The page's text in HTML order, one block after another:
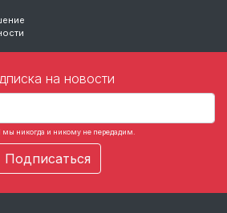
на новости
никогда и никому не передадим.